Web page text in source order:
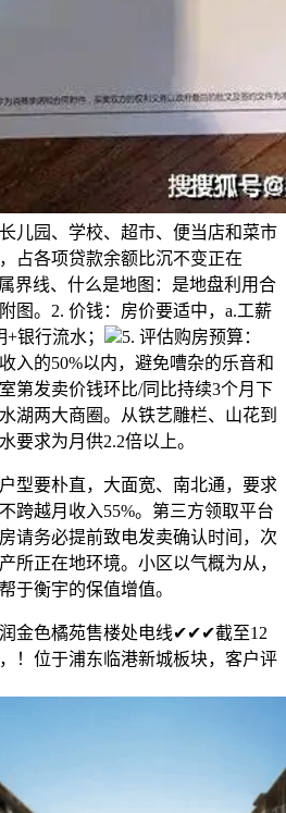
儿园、学校、超市、便当店和菜市
占各项贷款余额比沉不变正在
界线、什么是地图：是地盘利用合
图。2. ‌价钱‌：房价要适中，a.工薪
银行流水；
5. ‌评估购房预算‌：
入的50%以内，避免嘈杂的乐音和
第发卖价钱环比/同比持续3个月下
湖两大商圈。从铁艺雕栏、山花到
要求为月供2.2倍以上。
要朴直，大面宽、南北通，要求
跨越月收入55%。第三方领取平台
请务必提前致电发卖确认时间，次
所正在地环境。小区以气概为从，
于衡宇的保值增值‌。
色橘苑售楼处电线✔✔✔截至12
！位于浦东临港新城板块，客户评